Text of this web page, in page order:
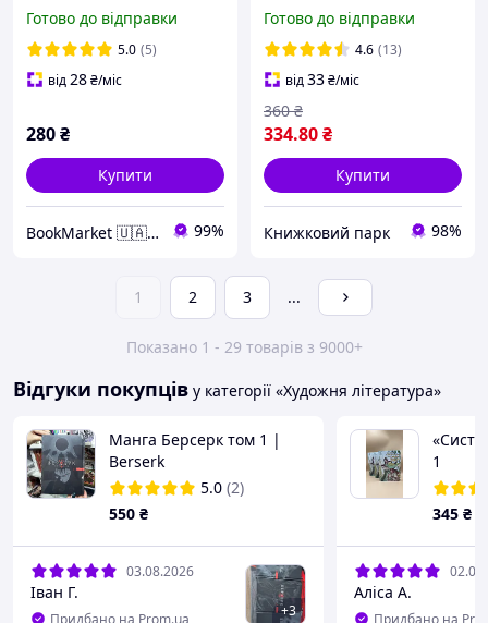
Готово до відправки
5.0 (5)
від28₴/міс
280₴
Купити
BookMarket 🇺🇦 Україна 99%
мова)
Готово до відправки
4.6 (13)
від33₴/міс
334.80₴
360 ₴
Купити
Книжковий парк 98%
1 2 3 ...
Показано 1 - 29 товарів з 9000+
Відгуки покупців у категорії «Художня література»
Манга Берсерк том 1 |
Berserk
5.0 (2)
550 ₴
03.08.2026
Іван Г.
Придбано на Prom.ua +3
1
345 ₴
Аліса А.
Придбано на